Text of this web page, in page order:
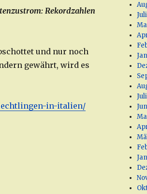
Rekordzahlen
und nur noch
gewährt, wird es
in-italien/